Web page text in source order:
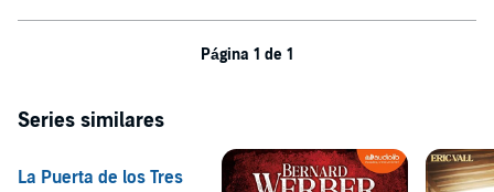
Please note: This audiobook is in Spanish.
Padilla Estrada
Página 1 de 1
Series similares
La Puerta de los Tres